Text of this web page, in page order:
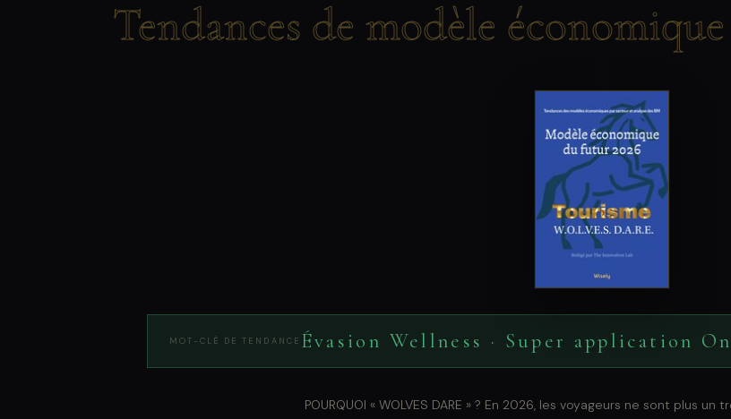
Tendances de modèle
MOT-CLÉ DE TENDANCE Évasion Wellness · Super application
POURQUOI « WOLVES DARE » ? En 2026, les voyageurs ne sont plus